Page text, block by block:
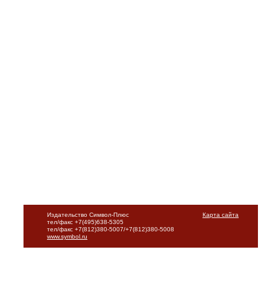
Карта сайта
Издательство Символ-Плюс
тел/факс +7(495)638-5305
тел/факс +7(812)380-5007/+7(812)380-5008
www.symbol.ru